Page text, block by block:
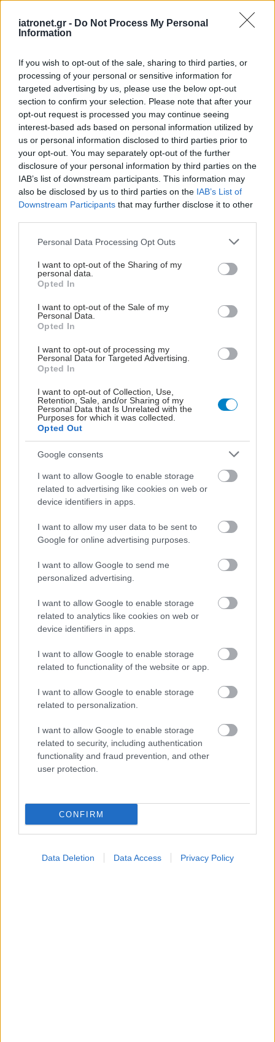
iatronet.gr - Do Not Process My Personal
Information
If you wish to opt-out of the sale, sharing to third parties, or
processing of your personal or sensitive information for
targeted advertising by us, please use the below opt-out
section to confirm your selection. Please note that after your
opt-out request is processed you may continue seeing
interest-based ads based on personal information utilized by
us or personal information disclosed to third parties prior to
your opt-out. You may separately opt-out of the further
disclosure of your personal information by third parties on the
IAB’s list of downstream participants. This information may
also be disclosed by us to third parties on the IAB’s List of
Downstream Participants that may further disclose it to other
Please note that this website/app uses one or more Google
not limited to your visit or usage behaviour. You may click to
grant or deny consent to Google and its third-party tags to
use your data for below specified purposes in below Google
consent section.
Personal Data Processing Opt Outs
I want to opt-out of the Sharing of my
personal data.
Opted In
I want to opt-out of the Sale of my
Personal Data.
Opted In
I want to opt-out of processing my
Personal Data for Targeted Advertising.
Opted In
I want to opt-out of Collection, Use,
Retention, Sale, and/or Sharing of my
Personal Data that Is Unrelated with the
Purposes for which it was collected.
Opted Out
Google consents
I want to allow Google to enable storage
related to advertising like cookies on web or
device identifiers in apps.
I want to allow my user data to be sent to
Google for online advertising purposes.
I want to allow Google to send me
personalized advertising.
I want to allow Google to enable storage
related to analytics like cookies on web or
device identifiers in apps.
I want to allow Google to enable storage
related to functionality of the website or app.
I want to allow Google to enable storage
related to personalization.
I want to allow Google to enable storage
related to security, including authentication
functionality and fraud prevention, and other
user protection.
CONFIRM
Data Deletion Data Access Privacy Policy
ΜΠΕΙΤΕ ΣΤΗ ΣΥΖΗΤΗΣΗ
Loading...
ΣΗΜΕΡΑ ΣΤΟ IATRONET.GR